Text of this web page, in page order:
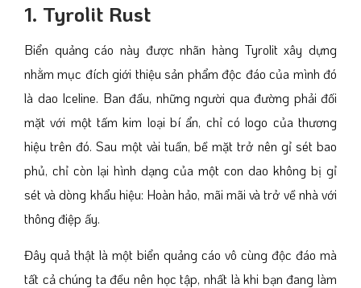
1. Tyrolit Rust
Biển quảng cáo này được nhãn hàng Tyrolit xây dựng
nhằm mục đích giới thiệu sản phẩm độc đáo của mình đó
là dao Iceline. Ban đầu, những người qua đường phải đối
mặt với một tấm kim loại bí ẩn, chỉ có logo của thương
hiệu trên đó. Sau một vài tuần, bề mặt trở nên gỉ sét bao
phủ, chỉ còn lại hình dạng của một con dao không bị gỉ
sét và dòng khẩu hiệu: Hoàn hảo, mãi mãi và trở về nhà với
thông điệp ấy.
Đây quả thật là một biển quảng cáo vô cùng độc đáo mà
tất cả chúng ta đều nên học tập, nhất là khi bạn đang làm